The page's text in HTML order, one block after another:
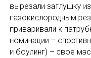
вырезали заглушку
газокислородным
приваривали к
номинации –
и боулинг) – свое